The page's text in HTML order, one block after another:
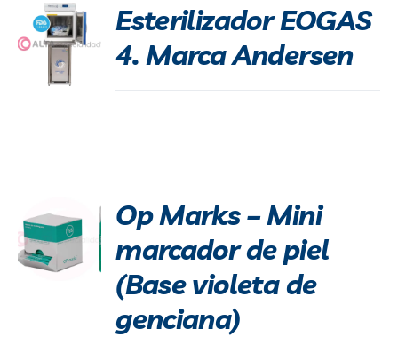
Esterilizador EOGAS
4. Marca Andersen
Op Marks – Mini
marcador de piel
(Base violeta de
genciana)